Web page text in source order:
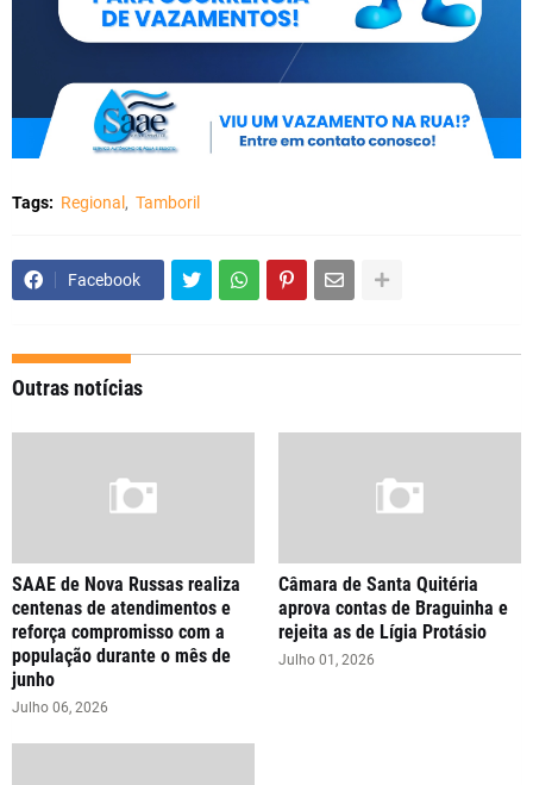
Tags: Regional Tamboril
Facebook
Outras notícias
SAAE de Nova Russas realiza
centenas de atendimentos e
reforça compromisso com a
população durante o mês de
junho
Julho 06, 2026
Câmara de Santa Quitéria
aprova contas de Braguinha e
rejeita as de Lígia Protásio
Julho 01, 2026